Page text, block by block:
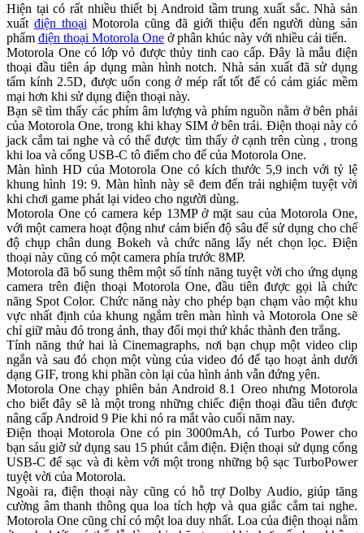
Hiện tại có rất nhiều thiết bị Android tầm trung xuất sắc. Nhà sản
xuất điện thoại Motorola cũng đã giới thiệu đến người dùng sản
phẩm điện thoại Motorola One ở phân khúc này với nhiều cải tiến.
Motorola One có lớp vỏ được thủy tinh cao cấp. Đây là mẫu điện
thoại đầu tiên áp dụng màn hình notch. Nhà sản xuất đã sử dụng
tấm kính 2.5D, được uốn cong ở mép rất tốt để có cảm giác mềm
mại hơn khi sử dụng điện thoại này.
Bạn sẽ tìm thấy các phím âm lượng và phím nguồn nằm ở bên phải
của Motorola One, trong khi khay SIM ở bên trái. Điện thoại này có
jack cắm tai nghe và có thể được tìm thấy ở cạnh trên cùng , trong
khi loa và cổng USB-C tô điểm cho đế của Motorola One.
Màn hình HD của Motorola One có kích thước 5,9 inch với tỷ lệ
khung hình 19: 9. Màn hình này sẽ đem đến trải nghiệm tuyệt vời
khi chơi game phát lại video cho người dùng.
Motorola One có camera kép 13MP ở mặt sau của Motorola One,
với một camera hoạt động như cảm biến độ sâu để sử dụng cho chế
độ chụp chân dung Bokeh và chức năng lấy nét chọn lọc. Điện
thoại này cũng có một camera phía trước 8MP.
Motorola đã bổ sung thêm một số tính năng tuyệt vời cho ứng dụng
camera trên điện thoại Motorola One, đầu tiên được gọi là chức
năng Spot Color. Chức năng này cho phép bạn chạm vào một khu
vực nhất định của khung ngắm trên màn hình và Motorola One sẽ
chỉ giữ màu đó trong ảnh, thay đổi mọi thứ khác thành đen trắng.
Tính năng thứ hai là Cinemagraphs, nơi bạn chụp một video clip
ngắn và sau đó chọn một vùng của video đó để tạo hoạt ảnh dưới
dạng GIF, trong khi phần còn lại của hình ảnh vẫn đứng yên.
Motorola One chạy phiên bản Android 8.1 Oreo nhưng Motorola
cho biết đây sẽ là một trong những chiếc điện thoại đầu tiên được
nâng cấp Android 9 Pie khi nó ra mắt vào cuối năm nay.
Điện thoại Motorola One có pin 3000mAh, có Turbo Power cho
bạn sáu giờ sử dụng sau 15 phút cắm điện. Điện thoại sử dụng cổng
USB-C để sạc và đi kèm với một trong những bộ sạc TurboPower
tuyệt vời của Motorola.
Ngoài ra, điện thoại này cũng có hỗ trợ Dolby Audio, giúp tăng
cường âm thanh thông qua loa tích hợp và qua giắc cắm tai nghe.
Motorola One cũng chỉ có một loa duy nhất. Loa của điện thoại nằm